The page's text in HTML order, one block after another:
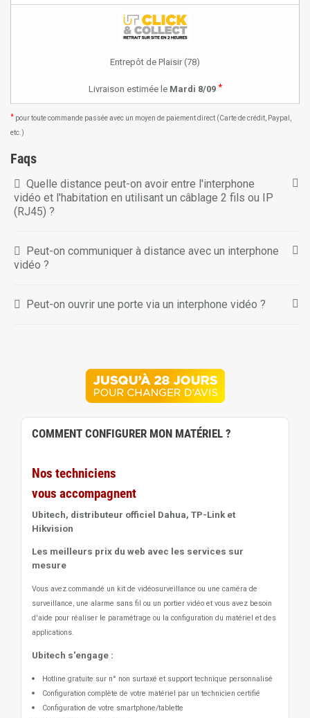
Entrepôt de Plaisir (78)
Livraison estimée le Mardi 8/09 *
* pour toute commande passée avec un moyen de paiement direct (Carte de crédit, Paypal,
etc.)
Faqs
Quelle distance peut-on avoir entre l'interphone
vidéo et l'habitation en utilisant un câblage 2 fils ou IP
(RJ45) ?
Peut-on communiquer à distance avec un interphone
vidéo ?
Peut-on ouvrir une porte via un interphone vidéo ?
COMMENT CONFIGURER MON MATÉRIEL ?
Nos techniciens
vous accompagnent
Ubitech, distributeur officiel Dahua, TP-Link et
Hikvision
Les meilleurs prix du web avec les services sur
mesure
Vous avez commandé un kit de vidéosurveillance ou une caméra de
surveillance, une alarme sans fil ou un portier vidéo et vous avez besoin
d'aide pour réaliser le paramétrage ou la configuration du matériel et des
applications.
Ubitech s'engage :
Hotline gratuite sur n° non surtaxé et support technique personnalisé
Configuration complète de votre matériel par un technicien certifié
Configuration de votre smartphone/tablette